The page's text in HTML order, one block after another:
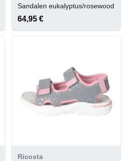
Sandalen eukalyptus/rosewood
64,95 €
Ricosta